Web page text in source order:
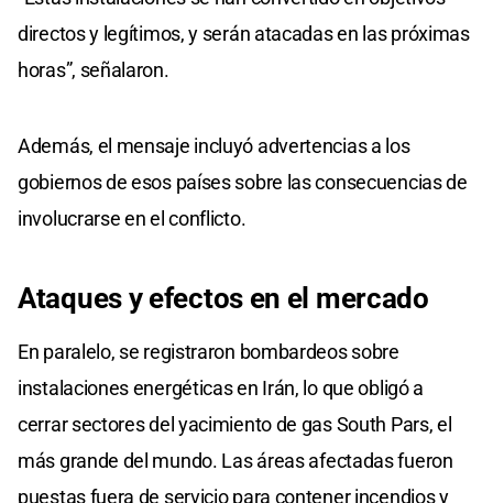
directos y legítimos, y serán atacadas en las próximas
horas”, señalaron.
Además, el mensaje incluyó advertencias a los
gobiernos de esos países sobre las consecuencias de
involucrarse en el conflicto.
Ataques y efectos en el mercado
En paralelo, se registraron bombardeos sobre
instalaciones energéticas en Irán, lo que obligó a
cerrar sectores del yacimiento de gas South Pars, el
más grande del mundo. Las áreas afectadas fueron
puestas fuera de servicio para contener incendios y